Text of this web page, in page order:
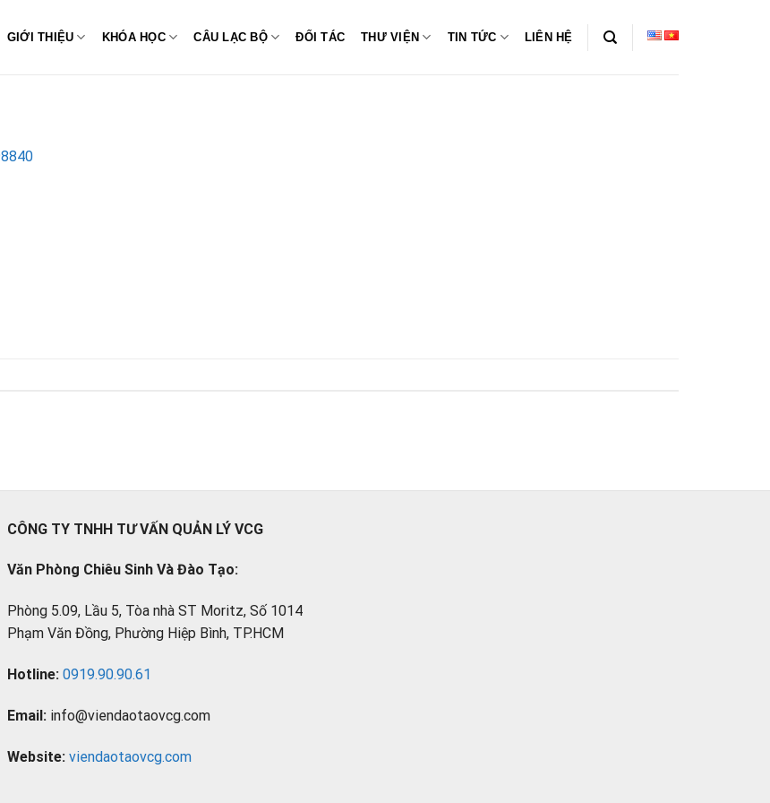
GIỚI THIỆU KHÓA HỌC CÂU LẠC BỘ ĐỐI TÁC THƯ VIỆN TIN TỨC LIÊN HỆ
CÔNG TY TNHH TƯ VẤN QUẢN LÝ VCG
Văn Phòng Chiêu Sinh Và Đào Tạo:
Phòng 5.09, Lầu 5, Tòa nhà ST Moritz, Số 1014
Phạm Văn Đồng, Phường Hiệp Bình, TP.HCM
Hotline: 0919.90.90.61
Email: info@viendaotaovcg.com
Website: viendaotaovcg.com